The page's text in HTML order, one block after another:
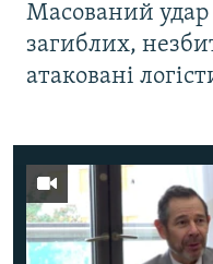
Масований удар
загиблих,
атаковані